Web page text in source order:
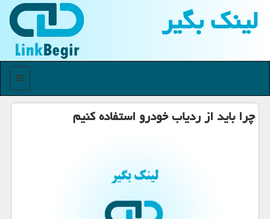
لینك بگیر
منو
چرا باید از ردیاب خودرو استفاده كنیم